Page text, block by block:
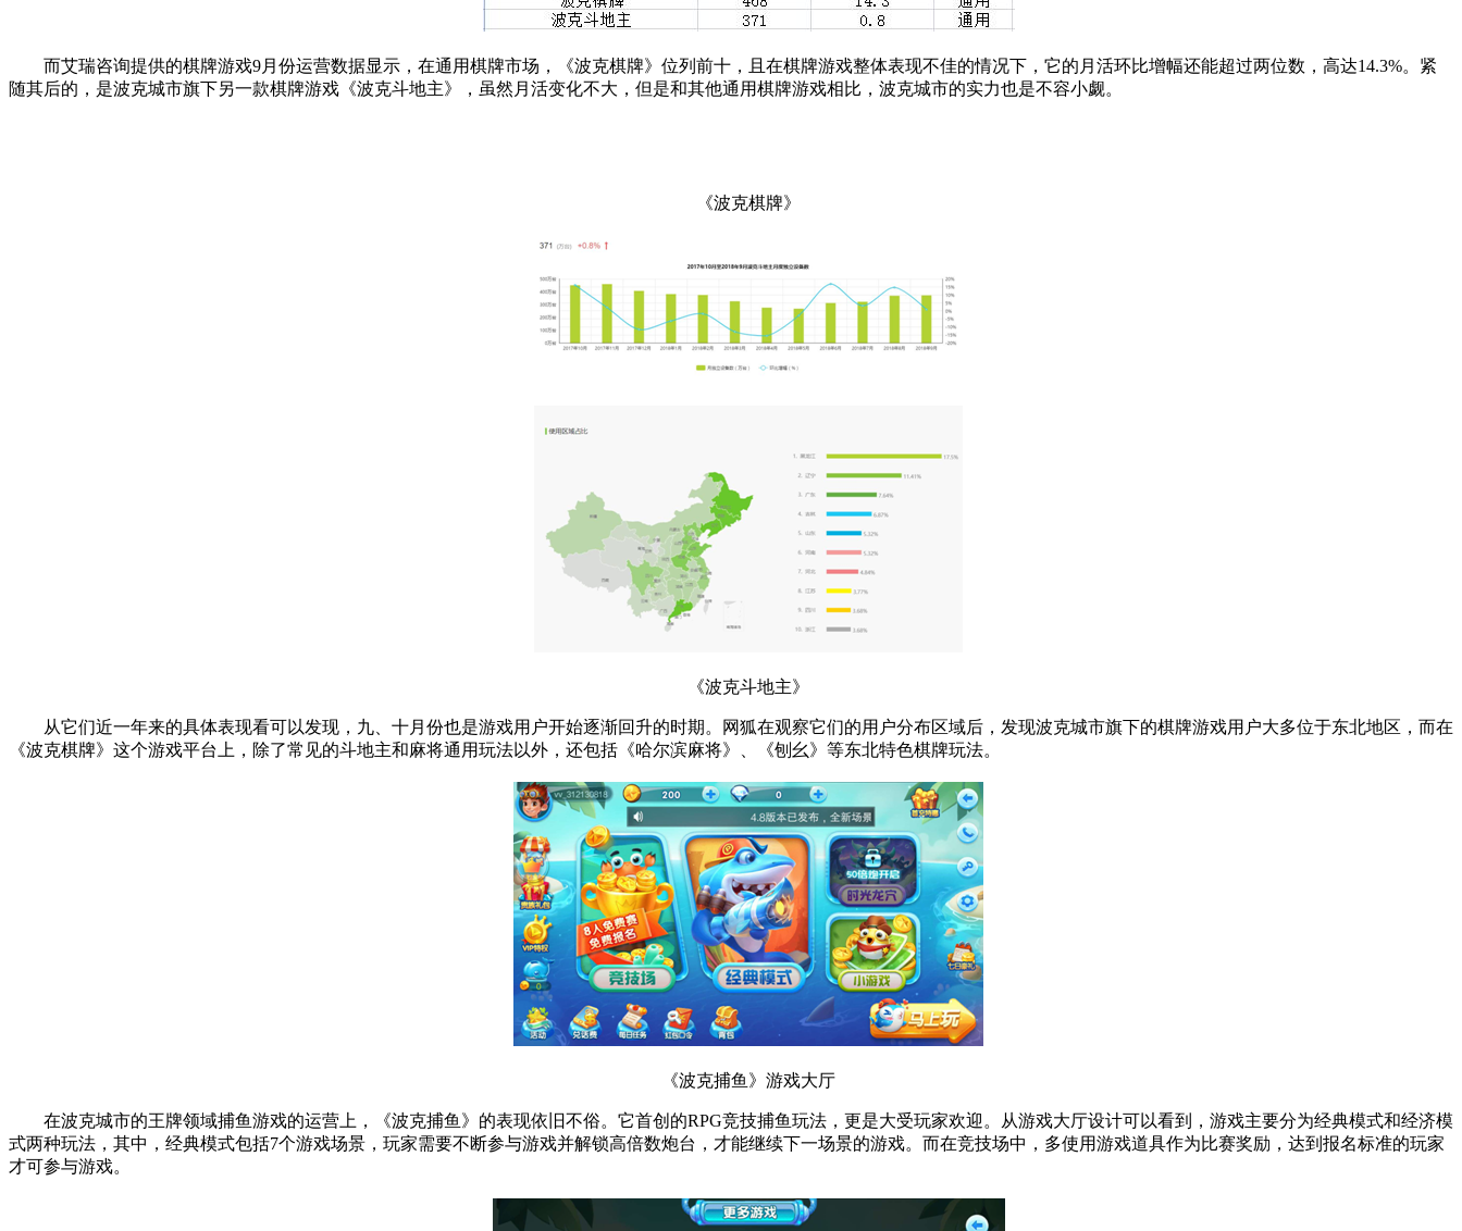
而艾瑞咨询提供的棋牌游戏9月份运营数据显示，在通用棋牌市场，《波克棋牌》位列前十，且在棋牌游戏整体表现不佳的情况下，它的月活环比增幅还能超过两位数，高达14.3%。紧
随其后的，是波克城市旗下另一款棋牌游戏《波克斗地主》，虽然月活变化不大，但是和其他通用棋牌游戏相比，波克城市的实力也是不容小觑。
《波克棋牌》
《波克斗地主》
从它们近一年来的具体表现看可以发现，九、十月份也是游戏用户开始逐渐回升的时期。网狐在观察它们的用户分布区域后，发现波克城市旗下的棋牌游戏用户大多位于东北地区，而在
《波克棋牌》这个游戏平台上，除了常见的斗地主和麻将通用玩法以外，还包括《哈尔滨麻将》、《刨幺》等东北特色棋牌玩法。
《波克捕鱼》游戏大厅
在波克城市的王牌领域捕鱼游戏的运营上，《波克捕鱼》的表现依旧不俗。它首创的RPG竞技捕鱼玩法，更是大受玩家欢迎。从游戏大厅设计可以看到，游戏主要分为经典模式和经济模
式两种玩法，其中，经典模式包括7个游戏场景，玩家需要不断参与游戏并解锁高倍数炮台，才能继续下一场景的游戏。而在竞技场中，多使用游戏道具作为比赛奖励，达到报名标准的玩家
才可参与游戏。